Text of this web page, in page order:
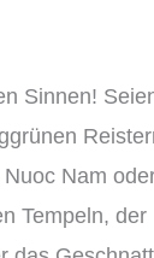
Sinnen!
Nam
Tempeln, der